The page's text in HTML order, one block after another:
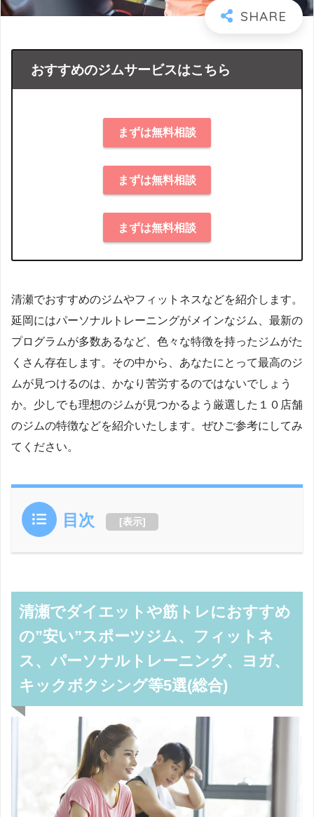
おすすめのジムサービスはこちら
まずは無料相談
まずは無料相談
まずは無料相談
清瀬でおすすめのジムやフィットネスなどを紹介します。
延岡にはパーソナルトレーニングがメインなジム、最新の
プログラムが多数あるなど、色々な特徴を持ったジムがた
くさん存在します。その中から、あなたにとって最高のジ
ムが見つけるのは、かなり苦労するのではないでしょう
か。少しでも理想のジムが見つかるよう厳選した１０店舗
のジムの特徴などを紹介いたします。ぜひご参考にしてみ
てください。
目次 [表示]
清瀬でダイエットや筋トレにおすすめ
の”安い”スポーツジム、フィットネ
ス、パーソナルトレーニング、ヨガ、
キックボクシング等5選(総合)